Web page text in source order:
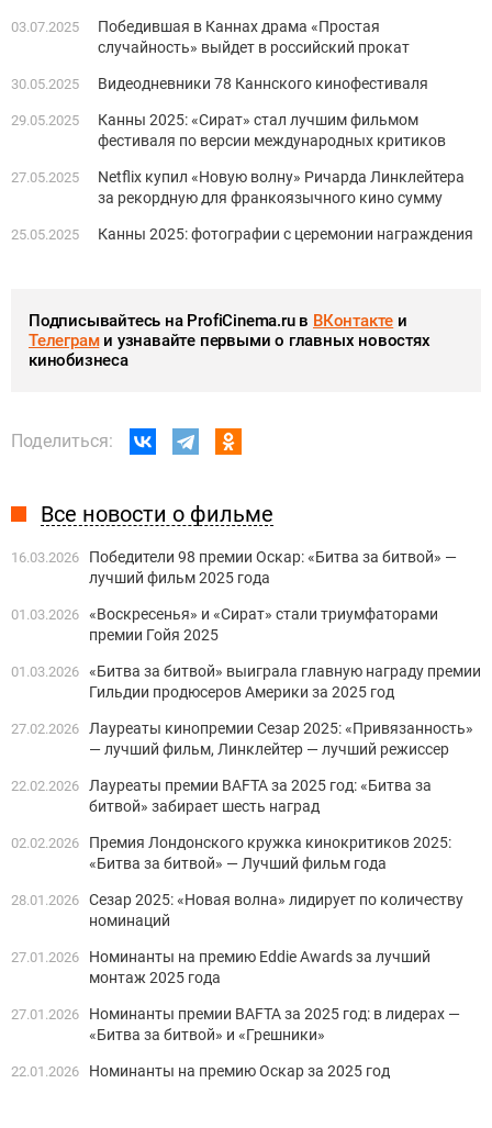
03.07.2025
Победившая в Каннах драма «Простая
случайность» выйдет в российский прокат
30.05.2025 Видеодневники 78 Каннского кинофестиваля
29.05.2025
Канны 2025: «Сират» стал лучшим фильмом
фестиваля по версии международных критиков
27.05.2025
Netflix купил «Новую волну» Ричарда Линклейтера
за рекордную для франкоязычного кино сумму
25.05.2025 Канны 2025: фотографии с церемонии награждения
Подписывайтесь на ProfiCinema.ru в ВКонтакте и
Телеграми узнавайте первыми о главных новостях
кинобизнеса
Поделиться:
Все новости о фильме
16.03.2026
Победители 98 премии Оскар: «Битва за битвой» —
лучший фильм 2025 года
01.03.2026 «Воскресенья» и «Сират» стали триумфаторами
премии Гойя 2025
01.03.2026 «Битва за битвой» выиграла главную награду премии
Гильдии продюсеров Америки за 2025 год
27.02.2026
Лауреаты кинопремии Сезар 2025: «Привязанность»
— лучший фильм, Линклейтер — лучший режиссер
22.02.2026
Лауреаты премии BAFTA за 2025 год: «Битва за
битвой» забирает шесть наград
02.02.2026
Премия Лондонского кружка кинокритиков 2025:
«Битва за битвой» — Лучший фильм года
28.01.2026 Сезар 2025: «Новая волна» лидирует по количеству
номинаций
27.01.2026
Номинанты на премию Eddie Awards за лучший
монтаж 2025 года
27.01.2026
Номинанты премии BAFTA за 2025 год: в лидерах —
«Битва за битвой» и «Грешники»
22.01.2026 Номинанты на премию Оскар за 2025 год